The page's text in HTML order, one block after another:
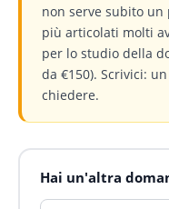
non serve subito un
più articolati molti
per lo studio della
da €150). Scrivici:
chiedere.
Hai un'altra